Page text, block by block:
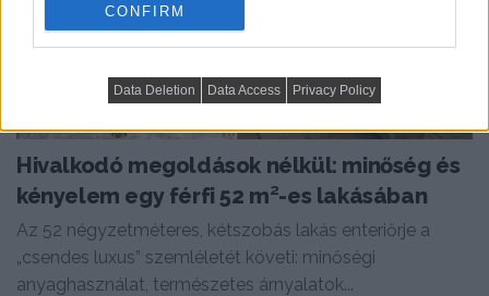
CONFIRM
Data Deletion Data Access Privacy Policy
Hivalkodó megoldások nélkül: minőség és
kényelem egy férfi 52 m²-es lakásában
Az 52 négyzetméteres, kétszobás lakás enteriőrje a
„csendes luxus” szemléletét követi: minőségi
anyaghasználat, természetes árnyalatok...